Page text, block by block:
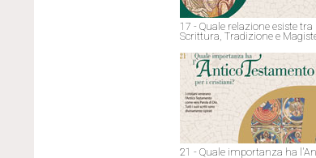
17 - Quale relazione esiste tra
Scrittura, Tradizione e
21 - Quale importanza ha